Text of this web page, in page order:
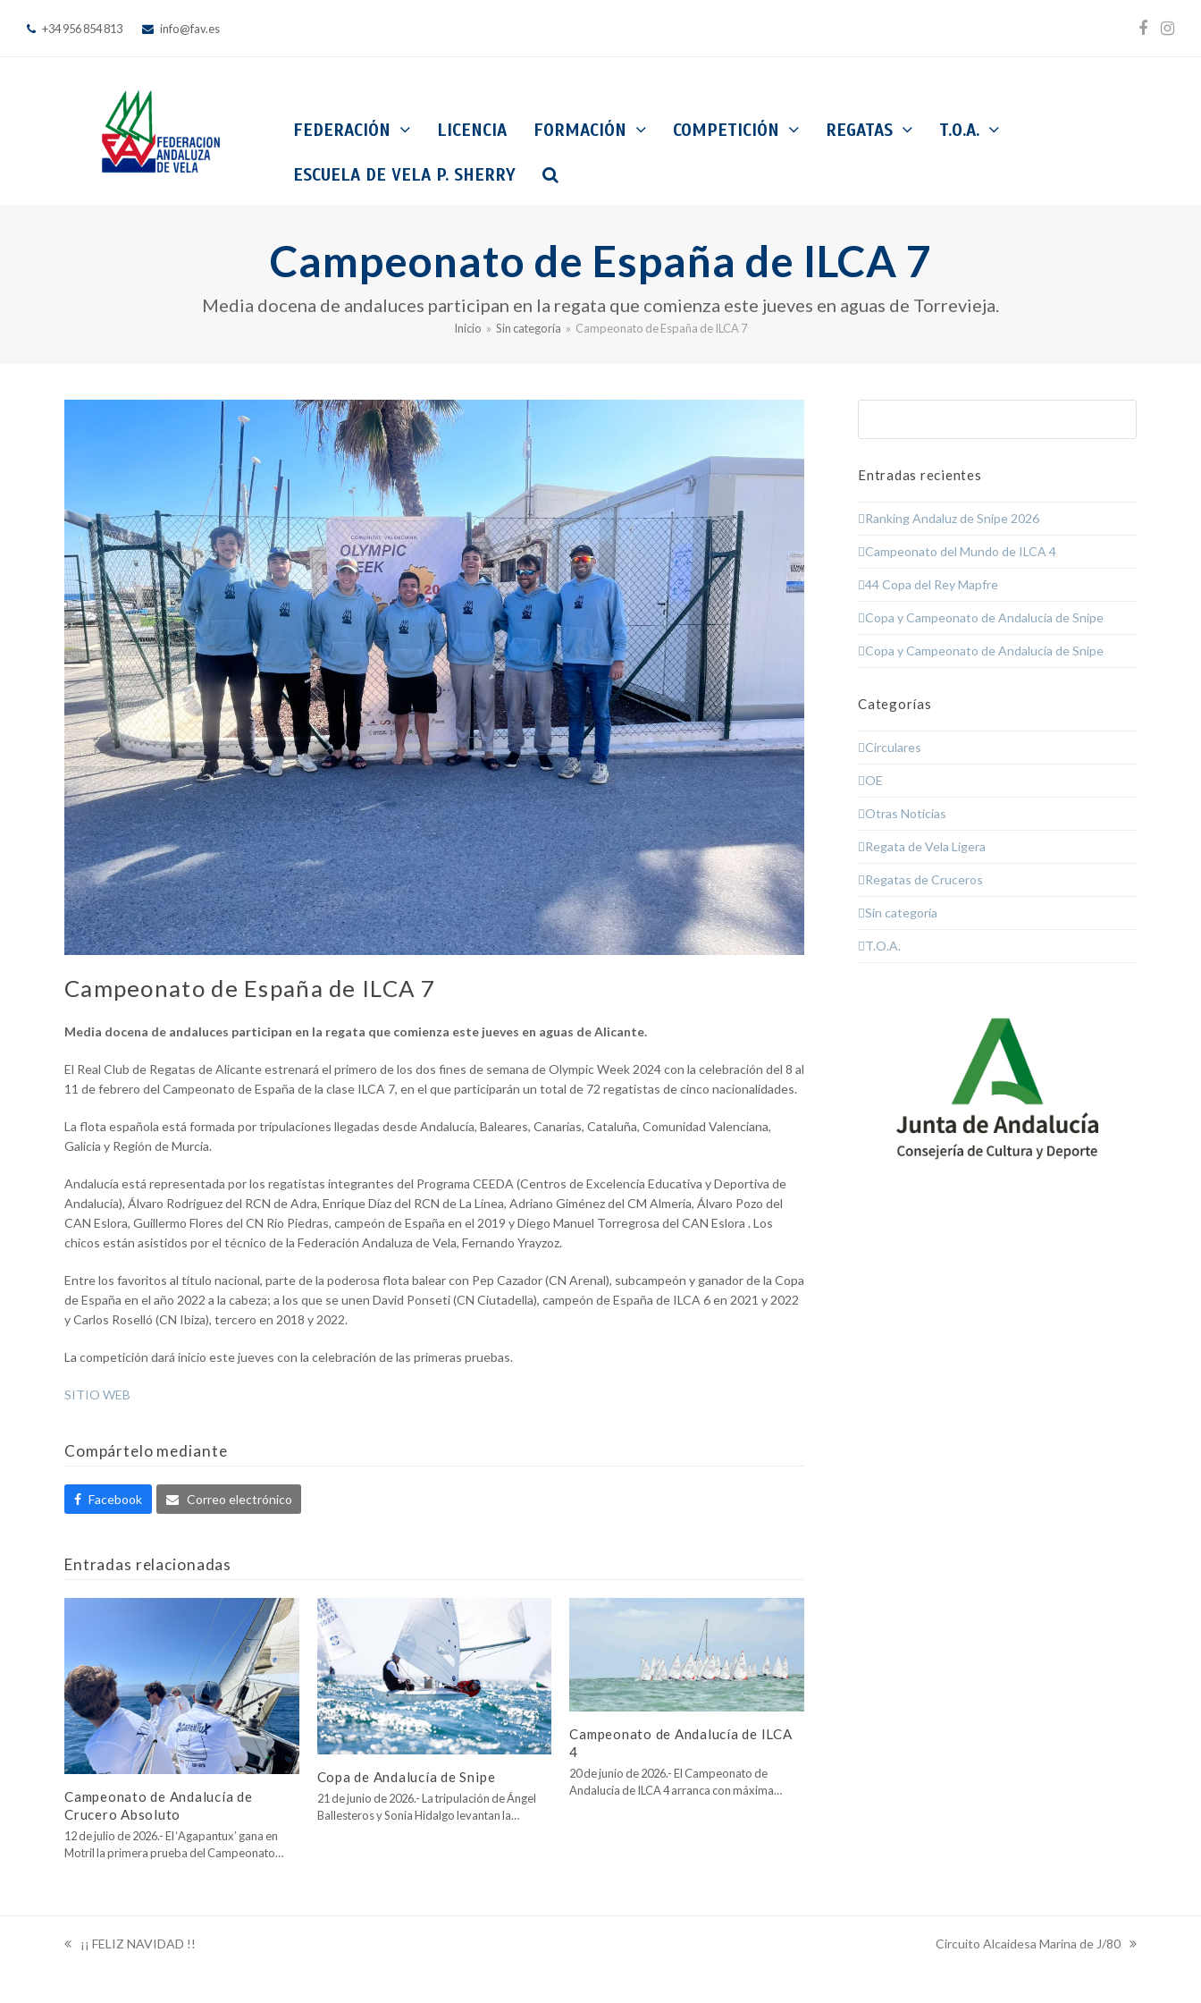
+34 956 854 813 info@fav.es
FEDERACIÓN LICENCIA FORMACIÓN COMPETICIÓN REGATAS T.O.A.
ESCUELA DE VELA P. SHERRY
Campeonato de España de ILCA 7
Media docena de andaluces participan en la regata que comienza este jueves en aguas de Torrevieja.
Inicio » Sin categoría » Campeonato de España de ILCA 7
Campeonato de España de ILCA 7
Media docena de andaluces participan en la regata que comienza este jueves en aguas de Alicante.
El Real Club de Regatas de Alicante estrenará el primero de los dos fines de semana de Olympic Week 2024 con la celebración del 8 al
11 de febrero del Campeonato de España de la clase ILCA 7, en el que participarán un total de 72 regatistas de cinco nacionalidades.
La flota española está formada por tripulaciones llegadas desde Andalucía, Baleares, Canarias, Cataluña, Comunidad Valenciana,
Galicia y Región de Murcia.
Andalucía está representada por los regatistas integrantes del Programa CEEDA (Centros de Excelencia Educativa y Deportiva de
Andalucía), Álvaro Rodríguez del RCN de Adra, Enrique Díaz del RCN de La Línea, Adriano Giménez del CM Almería, Álvaro Pozo del
CAN Eslora, Guillermo Flores del CN Río Piedras, campeón de España en el 2019 y Diego Manuel Torregrosa del CAN Eslora . Los
chicos están asistidos por el técnico de la Federación Andaluza de Vela, Fernando Yrayzoz.
Entre los favoritos al título nacional, parte de la poderosa flota balear con Pep Cazador (CN Arenal), subcampeón y ganador de la Copa
de España en el año 2022 a la cabeza; a los que se unen David Ponseti (CN Ciutadella), campeón de España de ILCA 6 en 2021 y 2022
y Carlos Roselló (CN Ibiza), tercero en 2018 y 2022.
La competición dará inicio este jueves con la celebración de las primeras pruebas.
SITIO WEB
Compártelo mediante
Facebook Correo electrónico
Entradas relacionadas
Campeonato de Andalucía de
Crucero Absoluto
12 de julio de 2026.- El ‘Agapantux’ gana en
Motril la primera prueba del Campeonato…
Copa de Andalucía de Snipe
21 de junio de 2026.- La tripulación de Ángel
Ballesteros y Sonia Hidalgo levantan la…
Campeonato de Andalucía de ILCA
4
20 de junio de 2026.- El Campeonato de
Andalucía de ILCA 4 arranca con máxima…
Entradas recientes
Ranking Andaluz de Snipe 2026
Campeonato del Mundo de ILCA 4
44 Copa del Rey Mapfre
Copa y Campeonato de Andalucía de Snipe
Copa y Campeonato de Andalucía de Snipe
Categorías
Circulares
OE
Otras Noticias
Regata de Vela Ligera
Regatas de Cruceros
Sin categoría
T.O.A.
previous
¡¡ FELIZ NAVIDAD !!
next
Circuito Alcaidesa Marina de J/80